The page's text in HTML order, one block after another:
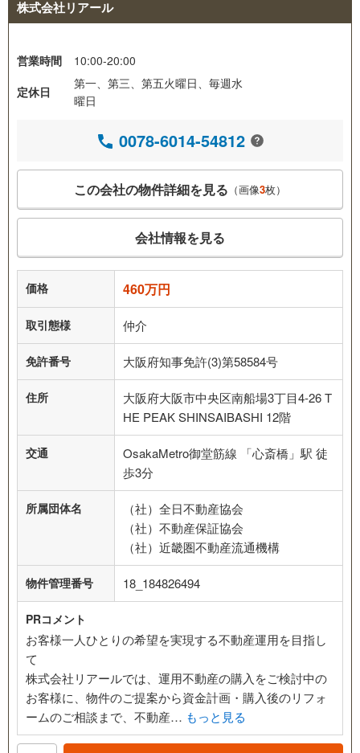
株式会社リアール
営業時間
10:00-20:00
定休日
第一、第三、第五火曜日、毎週水
曜日
0078-6014-54812
この会社の物件詳細を見る （画像3枚）
会社情報を見る
価格 460万円
取引態様 仲介
免許番号 大阪府知事免許(3)第58584号
住所
大阪府大阪市中央区南船場3丁目4-26 T
HE PEAK SHINSAIBASHI 12階
交通
OsakaMetro御堂筋線 「心斎橋」駅 徒
歩3分
所属団体名
（社）全日不動産協会
（社）不動産保証協会
（社）近畿圏不動産流通機構
物件管理番号 18_184826494
PRコメント
お客様一人ひとりの希望を実現する不動産運用を目指し
て
株式会社リアールでは、運用不動産の購入をご検討中の
お客様に、物件のご提案から資金計画・購入後のリフォ
ームのご相談まで、不動産… もっと見る